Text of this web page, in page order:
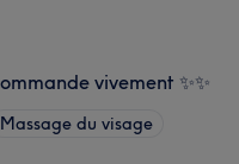
vivement ✨✨
Massage du visage